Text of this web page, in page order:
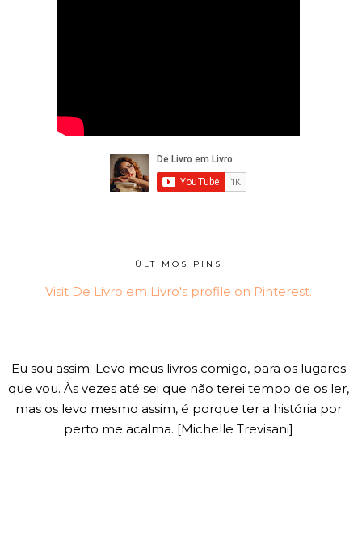
ÚLTIMOS PINS
Visit De Livro em Livro's profile on Pinterest.
Eu sou assim: Levo meus livros comigo, para os lugares
que vou. Às vezes até sei que não terei tempo de os ler,
mas os levo mesmo assim, é porque ter a história por
perto me acalma. [Michelle Trevisani]